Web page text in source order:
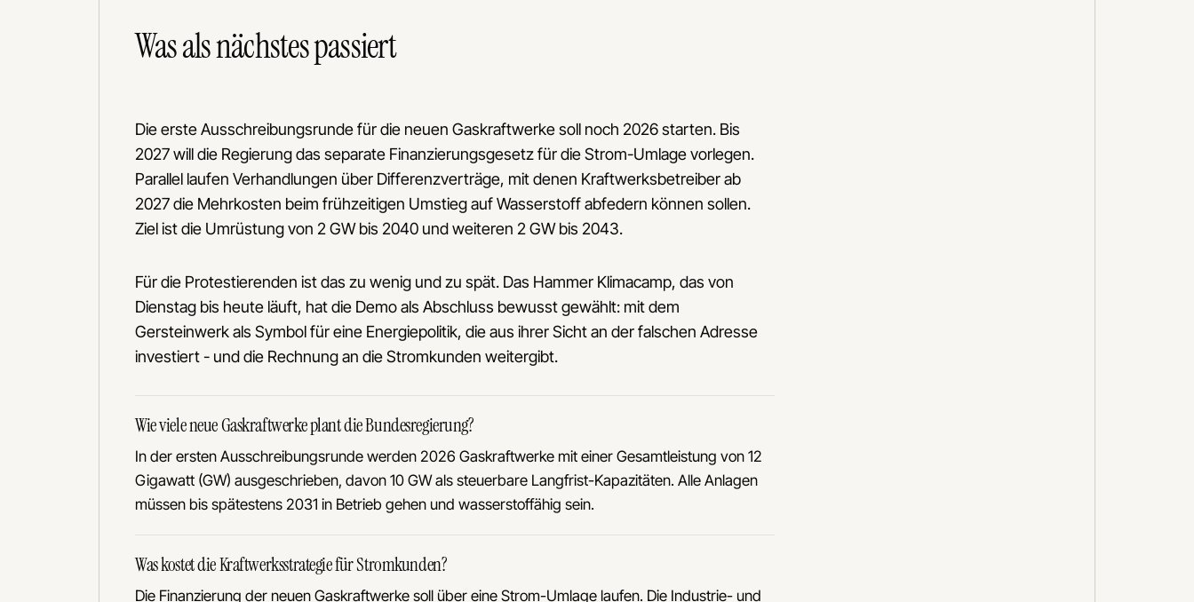
Was als nächstes passiert
Die erste Ausschreibungsrunde für die neuen Gaskraftwerke soll noch 2026 starten. Bis
2027 will die Regierung das separate Finanzierungsgesetz für die Strom-Umlage vorlegen.
Parallel laufen Verhandlungen über Differenzverträge, mit denen Kraftwerksbetreiber ab
2027 die Mehrkosten beim frühzeitigen Umstieg auf Wasserstoff abfedern können sollen.
Ziel ist die Umrüstung von 2 GW bis 2040 und weiteren 2 GW bis 2043.
Für die Protestierenden ist das zu wenig und zu spät. Das Hammer Klimacamp, das von
Dienstag bis heute läuft, hat die Demo als Abschluss bewusst gewählt: mit dem
Gersteinwerk als Symbol für eine Energiepolitik, die aus ihrer Sicht an der falschen Adresse
investiert - und die Rechnung an die Stromkunden weitergibt.
Wie viele neue Gaskraftwerke plant die Bundesregierung?
In der ersten Ausschreibungsrunde werden 2026 Gaskraftwerke mit einer Gesamtleistung von 12
Gigawatt (GW) ausgeschrieben, davon 10 GW als steuerbare Langfrist-Kapazitäten. Alle Anlagen
müssen bis spätestens 2031 in Betrieb gehen und wasserstoffähig sein.
Was kostet die Kraftwerksstrategie für Stromkunden?
Die Finanzierung der neuen Gaskraftwerke soll über eine Strom-Umlage laufen. Die Industrie- und